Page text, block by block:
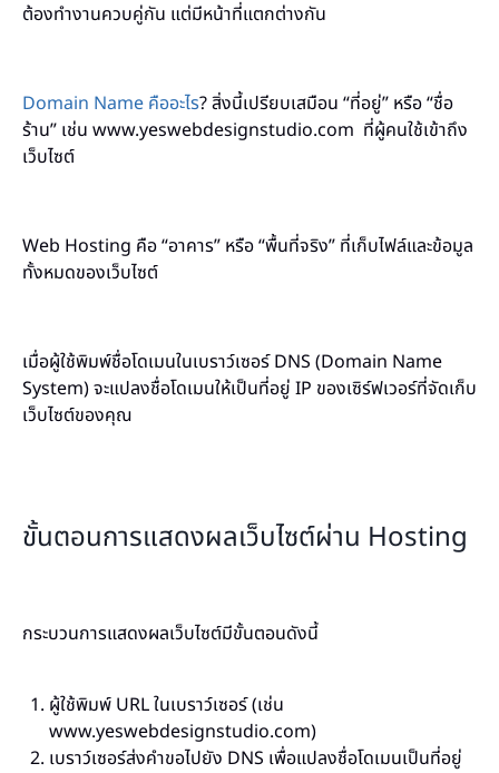
ต้องทำงานควบคู่กัน แต่มีหน้าที่แตกต่างกัน
Domain Name คืออะไร? สิ่งนี้เปรียบเสมือน “ที่อยู่” หรือ “ชื่อ
ร้าน” เช่น www.yeswebdesignstudio.com ที่ผู้คนใช้เข้าถึง
เว็บไซต์
Web Hosting คือ “อาคาร” หรือ “พื้นที่จริง” ที่เก็บไฟล์และข้อมูล
ทั้งหมดของเว็บไซต์
เมื่อผู้ใช้พิมพ์ชื่อโดเมนในเบราว์เซอร์ DNS (Domain Name
System) จะแปลงชื่อโดเมนให้เป็นที่อยู่ IP ของเซิร์ฟเวอร์ที่จัดเก็บ
เว็บไซต์ของคุณ
ขั้นตอนการแสดงผลเว็บไซต์ผ่าน Hosting
กระบวนการแสดงผลเว็บไซต์มีขั้นตอนดังนี้
ผู้ใช้พิมพ์ URL ในเบราว์เซอร์ (เช่น
www.yeswebdesignstudio.com)
เบราว์เซอร์ส่งคำขอไปยัง DNS เพื่อแปลงชื่อโดเมนเป็นที่อยู่